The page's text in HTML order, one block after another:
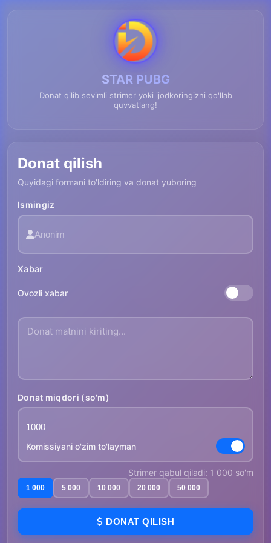
STAR PUBG
Donat qilib sevimli strimer yoki ijodkoringizni qo'llab
quvvatlang!
Donat qilish
Quyidagi formani to'ldiring va donat yuboring
Ismingiz
Xabar
Ovozli xabar
Donat miqdori (so'm)
Komissiyani o'zim to'layman
Strimer qabul qiladi: 1 000 so'm
1 000 5 000 10 000 20 000 50 000
DONAT QILISH